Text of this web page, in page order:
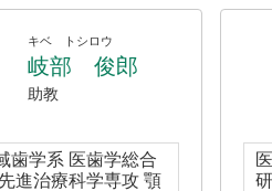
キベ トシロウ
岐部 俊郎
助教
歯学系 医歯学総合
進治療科学専攻 顎